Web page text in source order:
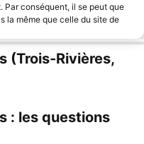
conséquent, il se peut que
la même que celle du site de
(Trois-Rivières,
: les questions